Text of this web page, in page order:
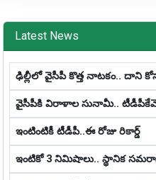
Latest News
ఢిల్లీలో వైసీపీ కొత్త నాట‌కం.. దాని
వైసీపీకి విరాళాల సునామీ..
ఇంటింటికీ టీడీపీ..ఈ రోజు రికార్డ్
ఇంటికో 3 నిమిషాలు.. స్థానిక